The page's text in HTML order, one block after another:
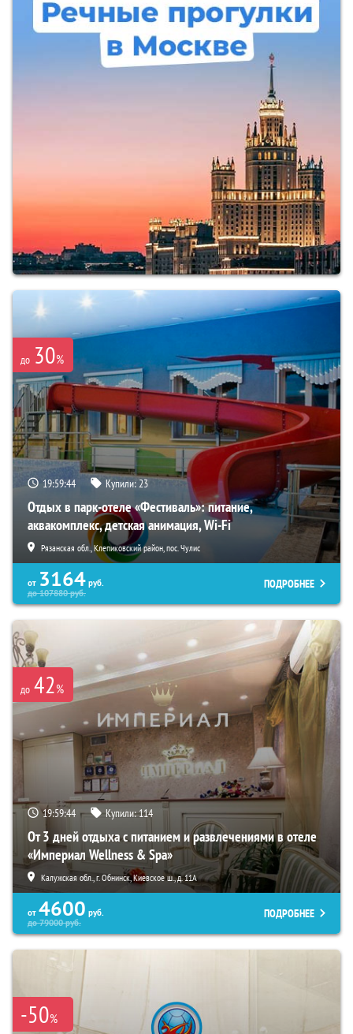
до 30%
19:59:43 Купили:23
Отдых в парк-отеле «Фестиваль»: питание,
аквакомплекс, детская анимация, Wi-Fi
Рязанская обл., Клепиковский район, пос. Чулис
от 3164 руб.
до107880руб.
ПОДРОБНЕЕ
до 42%
19:59:43 Купили:114
От 3 дней отдыха с питанием и развлечениями в отеле
«Империал Wellness & Spa»
Калужская обл., г. Обнинск, Киевское ш., д. 11А
от 4600 руб.
до79000руб.
ПОДРОБНЕЕ
-50%